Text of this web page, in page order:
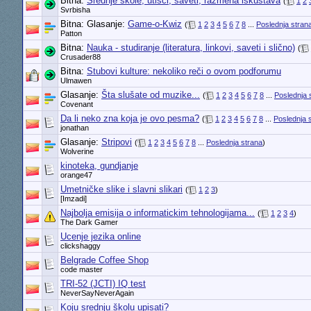
Svrbisha
Bitna: Glasanje: Game-o-Kwiz ( 1 2 3 4 5 6 7 8... Poslednja
Patton
Bitna: Nauka - studiranje (literatura, linkovi, saveti i slično) (
Crusader88
Bitna: Stubovi kulture: nekoliko reči o ovom podforumu
Ulmawen
Glasanje: Šta slušate od muzike... ( 1 2 3 4 5 6 7 8... Poslednja
Covenant
Da li neko zna koja je ovo pesma? ( 1 2 3 4 5 6 7 8... Poslednja
jonathan
Glasanje: Stripovi ( 1 2 3 4 5 6 7 8... Poslednja strana)
Wolverine
kinoteka, gundjanje
orange47
Umetničke slike i slavni slikari ( 1 2 3)
[Imzadi]
Najbolja emisija o informatickim tehnologijama... ( 1 2 3 4)
The Dark Gamer
Ucenje jezika online
clickshaggy
Belgrade Coffee Shop
code master
TRI-52 (JCTI) IQ test
NeverSayNeverAgain
Koju srednju školu upisati?